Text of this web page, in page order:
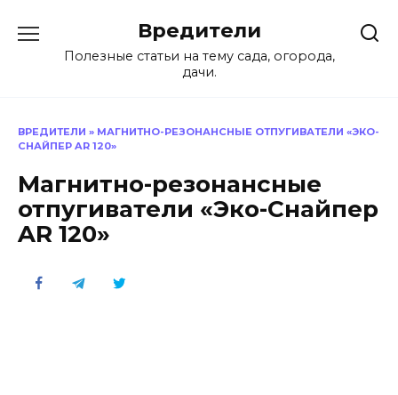
содержанию
Вредители
Полезные статьи на тему сада, огорода,
дачи.
ВРЕДИТЕЛИ » МАГНИТНО-РЕЗОНАНСНЫЕ ОТПУГИВАТЕЛИ «ЭКО-
СНАЙПЕР AR 120»
Магнитно-резонансные
отпугиватели «Эко-Снайпер
AR 120»